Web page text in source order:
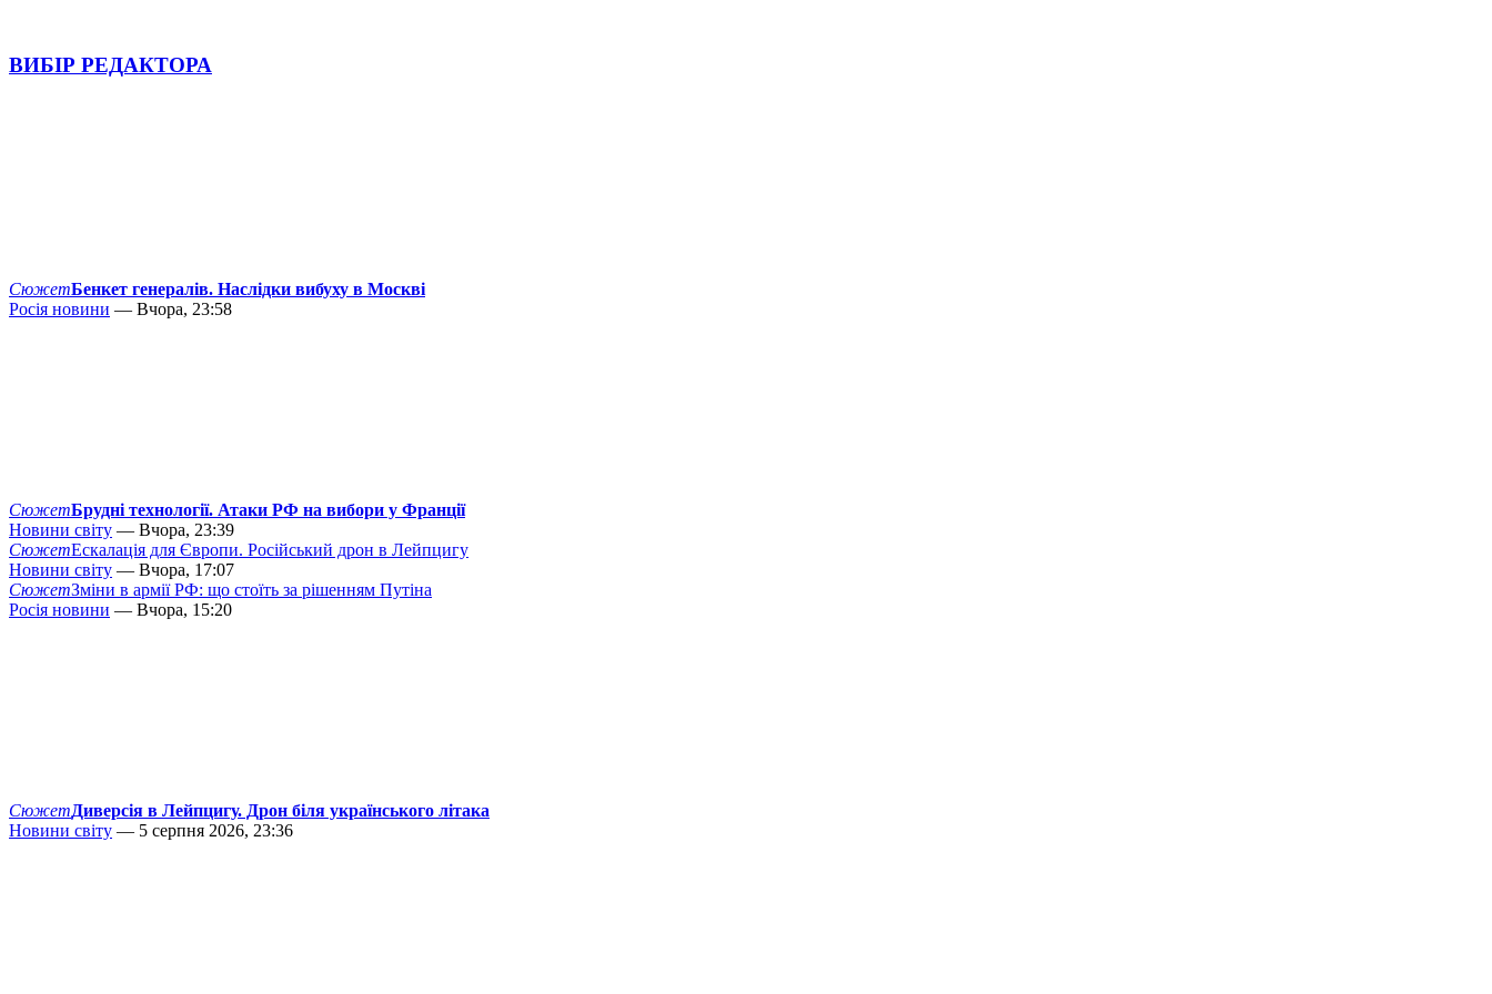
ВИБІР РЕДАКТОРА
СюжетБенкет генералів. Наслідки вибуху в Москві
Росія новини — Вчора, 23:58
СюжетБрудні технології. Атаки РФ на вибори у Франції
Новини світу — Вчора, 23:39
СюжетЕскалація для Європи. Російський дрон в Лейпцигу
Новини світу — Вчора, 17:07
СюжетЗміни в армії РФ: що стоїть за рішенням Путіна
Росія новини — Вчора, 15:20
СюжетДиверсія в Лейпцигу. Дрон біля українського літака
Новини світу — 5 серпня 2026, 23:36